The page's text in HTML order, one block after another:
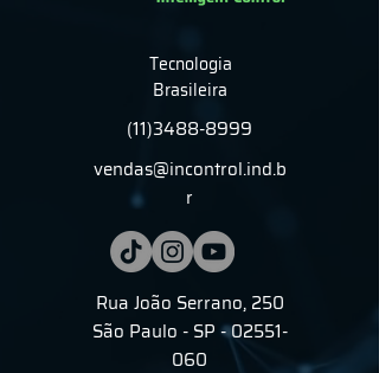
Tecnologia
Brasileira
(11)3488-8999
vendas@incontrol.ind.b
r
Rua João Serrano, 250
São Paulo - SP - 02551-
060